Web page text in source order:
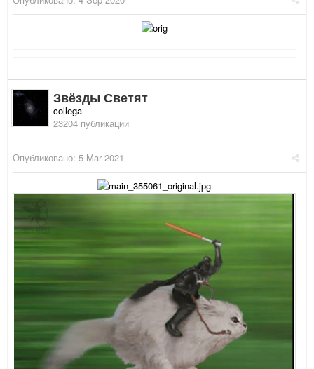
Звёзды Светят
collega
23204 публикации
Опубликовано: 5 Mar 2021